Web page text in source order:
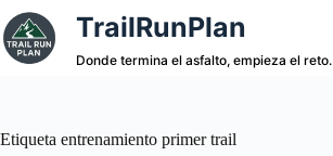
Saltar
al
contenido
TrailRunPlan
Donde termina el asfalto, empieza el reto.
Etiqueta entrenamiento primer trail